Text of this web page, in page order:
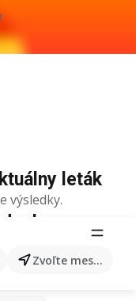
Zvoľte mesto
leták
výsledky.